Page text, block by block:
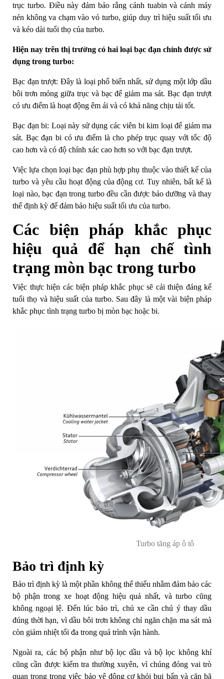
trục turbo. Điều này đảm bảo rằng cánh tuabin và cánh máy
nén không va chạm vào vỏ turbo, giúp duy trì hiệu suất tối ưu
và kéo dài tuổi thọ của turbo.
Hiện nay trên thị trường có hai loại bạc đạn chính được sử
dụng trong turbo:
Bạc đạn trượt: Đây là loại phổ biến nhất, sử dụng một lớp dầu
bôi trơn mỏng giữa trục và bạc để giảm ma sát. Bạc đạn trượt
có ưu điểm là hoạt động êm ái và có khả năng chịu tải tốt.
Bạc đạn bi: Loại này sử dụng các viên bi kim loại để giảm ma
sát. Bạc đạn bi có ưu điểm là cho phép trục quay với tốc độ
cao hơn và có độ chính xác cao hơn so với bạc đạn trượt.
Việc lựa chọn loại bạc đạn phù hợp phụ thuộc vào thiết kế của
turbo và yêu cầu hoạt động của động cơ. Tuy nhiên, bất kể là
loại nào, bạc đạn trong turbo đều cần được bảo dưỡng và thay
thế định kỳ để đảm bảo hiệu suất tối ưu của turbo.
Các biện pháp khắc phục
hiệu quả để hạn chế tình
trạng mòn bạc trong turbo
Việc thực hiện các biện pháp khắc phục sẽ cải thiện đáng kể
tuổi thọ và hiệu suất của turbo. Sau đây là một vài biện pháp
khắc phục tình trạng turbo bị mòn bạc hoặc bi.
Turbo tăng áp ô tô
Bảo trì định kỳ
Bảo trì định kỳ là một phần không thể thiếu nhằm đảm bảo các
bộ phận trong xe hoạt động hiệu quả nhất, và turbo cũng
không ngoại lệ. Đến lúc bảo trì, chủ xe cần chú ý thay dầu
đúng thời hạn, vì dầu bôi trơn không chỉ ngăn chặn ma sát mà
còn giảm nhiệt tối đa trong quá trình vận hành.
Ngoài ra, các bộ phận như bộ lọc dầu và bộ lọc không khí
cũng cần được kiểm tra thường xuyên, vì chúng đóng vai trò
quan trọng trong việc bảo vệ động cơ khỏi bụi bẩn và cặn bã